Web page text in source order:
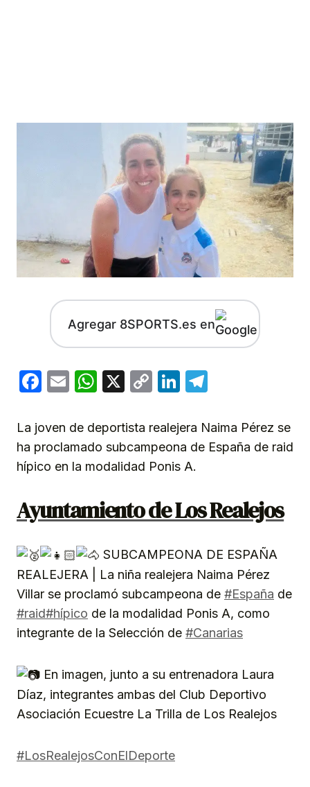
Agregar 8SPORTS.es en
Facebook
EmailWhatsApp
X
CopyLinkedIn
La joven de deportista realejera Naima Pérez se
ha proclamado subcampeona de España de raid
hípico en la modalidad Ponis A.
Ayuntamiento de Los Realejos
SUBCAMPEONA DE ESPAÑA
REALEJERA | La niña realejera Naima Pérez
Villar se proclamó subcampeona de #España de
#raid#hípico de la modalidad Ponis A, como
integrante de la Selección de #Canarias
En imagen, junto a su entrenadora Laura
Díaz, integrantes ambas del Club Deportivo
Asociación Ecuestre La Trilla de Los Realejos
#LosRealejosConElDeporte